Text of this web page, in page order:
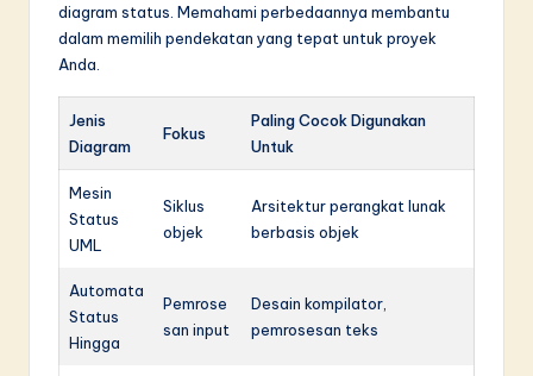
diagram status. Memahami perbedaannya membantu
dalam memilih pendekatan yang tepat untuk proyek
Anda.
Jenis
Diagram
Fokus
Paling Cocok Digunakan
Untuk
Mesin
Status
UML
Siklus
objek
Arsitektur perangkat lunak
berbasis objek
Automata
Status
Hingga
Pemrose
san input
Desain kompilator,
pemrosesan teks